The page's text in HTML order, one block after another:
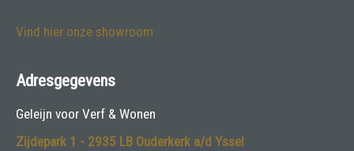
Vind hier onze showroom
Adresgegevens
Geleijn voor Verf & Wonen
Zijdepark 1 - 2935 LB Ouderkerk a/d Yssel